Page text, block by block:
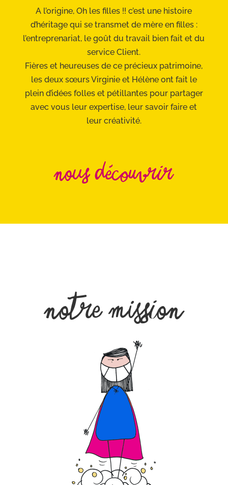
A l’origine, Oh les filles !! c’est une histoire
d’héritage qui se transmet de mère en filles :
l’entreprenariat, le goût du travail bien fait et du
service Client.
Fières et heureuses de ce précieux patrimoine,
les deux sœurs Virginie et Hélène ont fait le
plein d’idées folles et pétillantes pour partager
avec vous leur expertise, leur savoir faire et
leur créativité.
Nous découvrir
Notre mission